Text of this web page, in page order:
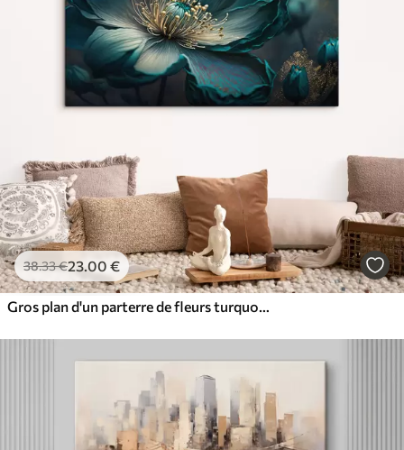
38.33€23.00 €
Gros plan d'un parterre de fleurs turquoise sur fond sombre